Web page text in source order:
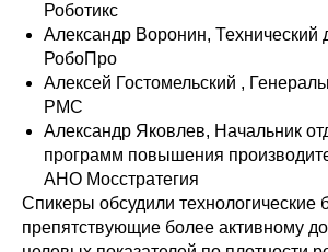
Роботикс
Александр Воронин, Технический
РобоПро
Алексей Гостомельский ,
РМС
Александр Яковлев, Начальник
программ повышения
АНО Мосстратегия
Спикеры обсудили технологические
препятствующие более активному